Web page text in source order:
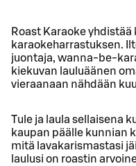
Roast Karaoke
karaokeharrastuksen.
juontaja, wanna-be-
kiekuvan lauluäänen
vieraanaan nähdään
Tule ja laula sellaisena
kaupan päälle kunnian
mitä lavakarismastasi
laulusi on roastin